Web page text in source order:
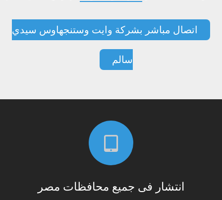
اتصال مباشر بشركة وايت وستنجهاوس سيدي
سالم
انتشار فى جميع محافظات مصر